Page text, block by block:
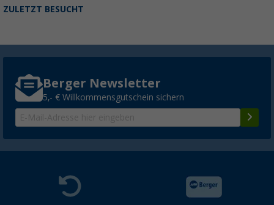
ZULETZT BESUCHT
Berger Newsletter
5,- € Willkommensgutschein sichern